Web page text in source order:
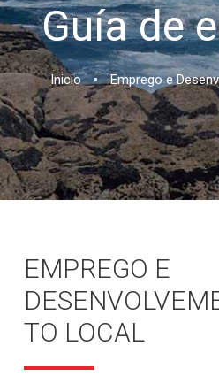
Guía de
Inicio • Emprego e
EMPREGO E
TO LOCAL